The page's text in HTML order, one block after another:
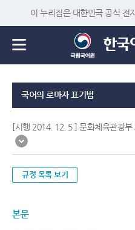
이 누리집은 대한민국 공식 전
국어의 로마자 표기법
[시행 2014. 12. 5.] 문화체육관광
규정 목록 보기
본문